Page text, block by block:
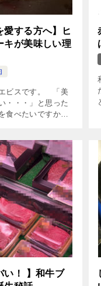
愛する方へ】ヒ
キが美味しい理
ビスです。 「美
・・・」と思った
食べたいですか？
い！ 】和牛ブ